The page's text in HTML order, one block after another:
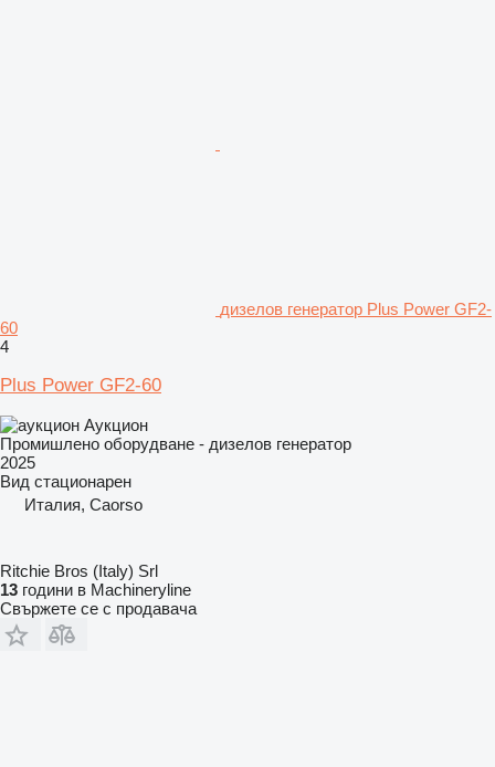
дизелов генератор Plus Power GF2-
60
4
Plus Power GF2-60
Аукцион
Промишлено оборудване - дизелов генератор
2025
Вид стационарен
Италия, Caorso
Ritchie Bros (Italy) Srl
13 години в Machineryline
Свържете се с продавача